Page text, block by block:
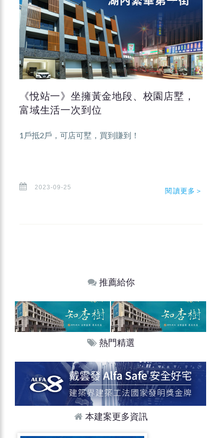
《悅站一》坐擁黃金地段、校園店墅，
富域生活一次到位
1戶抵2戶，可店可墅，買到賺到！
2023-09-25 閱讀更多＞
推薦給你
熱門精選
本建案更多資訊